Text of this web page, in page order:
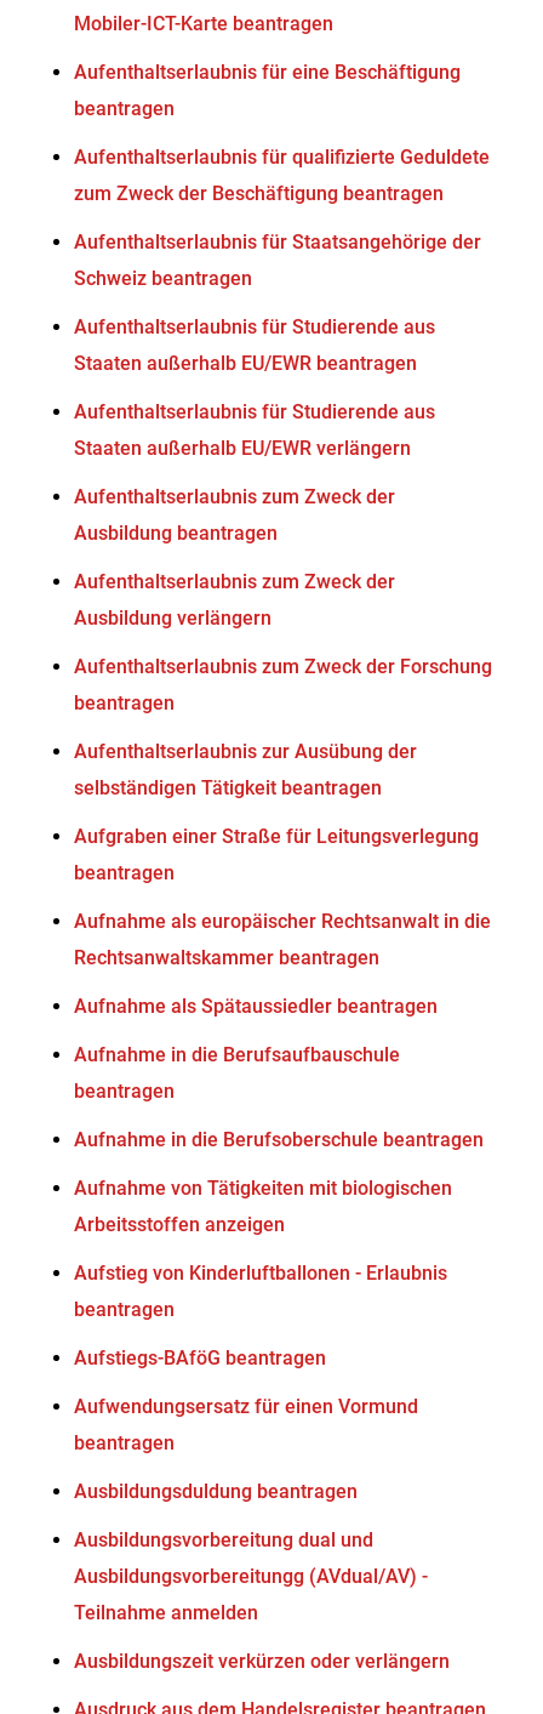
Mobiler-ICT-Karte beantragen
Aufenthaltserlaubnis für eine Beschäftigung
beantragen
Aufenthaltserlaubnis für qualifizierte Geduldete
zum Zweck der Beschäftigung beantragen
Aufenthaltserlaubnis für Staatsangehörige der
Schweiz beantragen
Aufenthaltserlaubnis für Studierende aus
Staaten außerhalb EU/EWR beantragen
Aufenthaltserlaubnis für Studierende aus
Staaten außerhalb EU/EWR verlängern
Aufenthaltserlaubnis zum Zweck der
Ausbildung beantragen
Aufenthaltserlaubnis zum Zweck der
Ausbildung verlängern
Aufenthaltserlaubnis zum Zweck der Forschung
beantragen
Aufenthaltserlaubnis zur Ausübung der
selbständigen Tätigkeit beantragen
Aufgraben einer Straße für Leitungsverlegung
beantragen
Aufnahme als europäischer Rechtsanwalt in die
Rechtsanwaltskammer beantragen
Aufnahme als Spätaussiedler beantragen
Aufnahme in die Berufsaufbauschule
beantragen
Aufnahme in die Berufsoberschule beantragen
Aufnahme von Tätigkeiten mit biologischen
Arbeitsstoffen anzeigen
Aufstieg von Kinderluftballonen - Erlaubnis
beantragen
Aufstiegs-BAföG beantragen
Aufwendungsersatz für einen Vormund
beantragen
Ausbildungsduldung beantragen
Ausbildungsvorbereitung dual und
Ausbildungsvorbereitungg (AVdual/AV) -
Teilnahme anmelden
Ausbildungszeit verkürzen oder verlängern